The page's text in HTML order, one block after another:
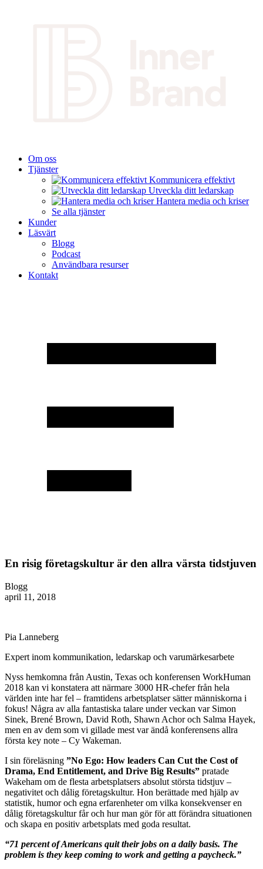
Om oss
Tjänster
Kommunicera effektivt
Utveckla ditt ledarskap
Hantera media och kriser
Se alla tjänster
Kunder
Läsvärt
Blogg
Podcast
Användbara resurser
Kontakt
En risig företagskultur är den allra värsta tidstjuven
Blogg
april 11, 2018
Pia Lanneberg
Expert inom kommunikation, ledarskap och varumärkesarbete
Nyss hemkomna från Austin, Texas och konferensen WorkHuman
2018 kan vi konstatera att närmare 3000 HR-chefer från hela
världen inte har fel – framtidens arbetsplatser sätter människorna i
fokus! Några av alla fantastiska talare under veckan var Simon
Sinek, Brené Brown, David Roth, Shawn Achor och Salma Hayek,
men en av dem som vi gillade mest var ändå konferensens allra
första key note – Cy Wakeman.
I sin föreläsning ”No Ego: How leaders Can Cut the Cost of
Drama, End Entitlement, and Drive Big Results” pratade
Wakeham om de flesta arbetsplatsers absolut största tidstjuv –
negativitet och dålig företagskultur. Hon berättade med hjälp av
statistik, humor och egna erfarenheter om vilka konsekvenser en
dålig företagskultur får och hur man gör för att förändra situationen
och skapa en positiv arbetsplats med goda resultat.
“71 percent of Americans quit their jobs on a daily basis. The
problem is they keep coming to work and getting a paycheck.”